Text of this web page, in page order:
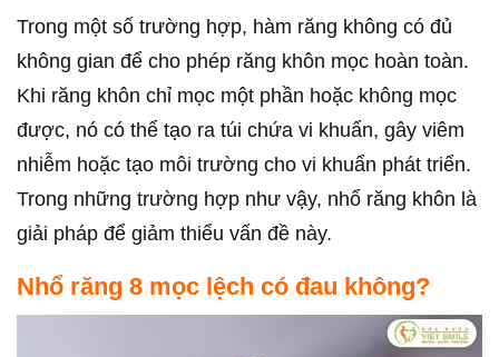
Trong một số trường hợp, hàm răng không có đủ
không gian để cho phép răng khôn mọc hoàn toàn.
Khi răng khôn chỉ mọc một phần hoặc không mọc
được, nó có thể tạo ra túi chứa vi khuẩn, gây viêm
nhiễm hoặc tạo môi trường cho vi khuẩn phát triển.
Trong những trường hợp như vậy, nhổ răng khôn là
giải pháp để giảm thiểu vấn đề này.
Nhổ răng 8 mọc lệch có đau không?